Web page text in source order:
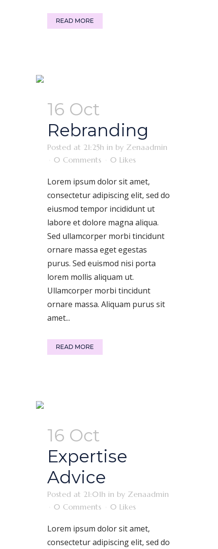
READ MORE
16 Oct
Rebranding
Posted at 21:25h in by Zenaadmin
0 Comments
0 Likes
Lorem ipsum dolor sit amet,
consectetur adipiscing elit, sed do
eiusmod tempor incididunt ut
labore et dolore magna aliqua.
Sed ullamcorper morbi tincidunt
ornare massa eget egestas
purus. Sed euismod nisi porta
lorem mollis aliquam ut.
Ullamcorper morbi tincidunt
ornare massa. Aliquam purus sit
amet...
READ MORE
16 Oct
Expertise
Advice
Posted at 21:01h in by Zenaadmin
0 Comments
0 Likes
Lorem ipsum dolor sit amet,
consectetur adipiscing elit, sed do